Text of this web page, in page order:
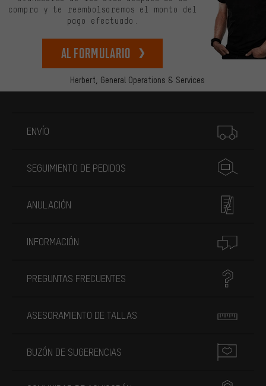
Herbert, General Operations & Services
compra y te reembolsaremos el monto del
pago efectuado.
Al formulario
ENVÍO
SEGUIMIENTO DE PEDIDOS
ANULACIÓN
INFORMACIÓN
PREGUNTAS FRECUENTES
ASESORAMIENTO DE TALLAS
BUZÓN DE SUGERENCIAS